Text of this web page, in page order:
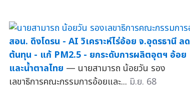
สอน. ดึงโดรน - AI วิเคราะห์ไร่อ้อย จ.อุดรธานี ลด
ต้นทุน - แก้ PM2.5 - ยกระดับการผลิตอุตฯ อ้อย
และน้ำตาลไทย — นายสามารถ น้อยวัน รอง
เลขาธิการคณะกรรมการอ้อยและ... มิ.ย. 68